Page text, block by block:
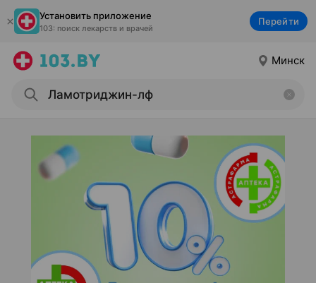
Установить приложение
103: поиск лекарств и врачей
Перейти
Минск